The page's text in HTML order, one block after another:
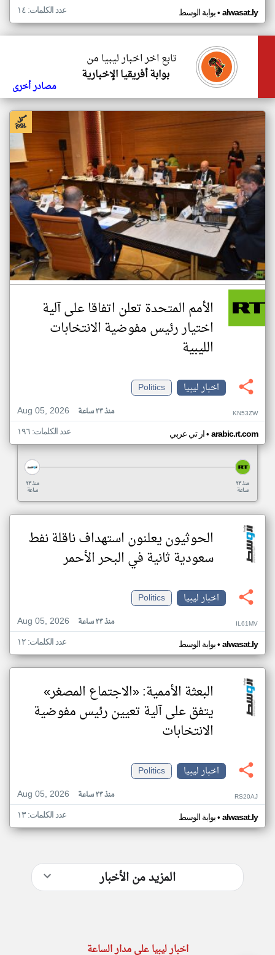
بوابة الوسط• alwasat.ly عدد الكلمات: ١٤
تابع اخر اخبار ليبيا من
بوابة أفريقيا الإخبارية
مصادر أخرى
الأمم المتحدة تعلن اتفاقا على آلية
اختيار رئيس مفوضية الانتخابات
الليبية
اخبار ليبيا
Politics
Aug 05, 2026
منذ ٢٣ ساعة KN53ZW
ار تي عربي• arabic.rt.com عدد الكلمات: ١٩٦
منذ ٢٣
ساعة
منذ ٢٣
ساعة
الحوثيون يعلنون استهداف ناقلة نفط
سعودية ثانية في البحر الأحمر
اخبار ليبيا
Politics
Aug 05, 2026
منذ ٢٣ ساعة IL61MV
بوابة الوسط• alwasat.ly عدد الكلمات: ١٢
البعثة الأممية: «الاجتماع المصغر»
يتفق على آلية تعيين رئيس مفوضية
الانتخابات
اخبار ليبيا
Politics
Aug 05, 2026
منذ ٢٣ ساعة RS20AJ
بوابة الوسط• alwasat.ly عدد الكلمات: ١٣
المزيد من الأخبار
اخبار ليبيا على مدار الساعة